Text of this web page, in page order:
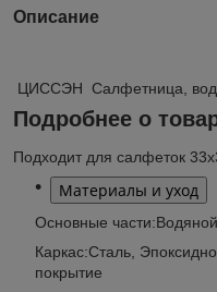
Описание
ЦИССЭН Салфетница,
Подробнее о
Подходит для салфеток
Материалы и уход
Основные
Каркас:Сталь,
покрытие